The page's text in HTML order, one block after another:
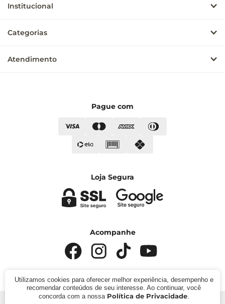
Institucional
Categorias
Atendimento
Pague com
Loja Segura
Acompanhe
Utilizamos cookies para oferecer melhor experiência, desempenho e
recomendar conteúdos de seu interesse. Ao continuar, você
concorda com a nossa Política de Privacidade.